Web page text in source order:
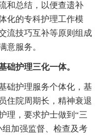
和总结，以便查遗补
化的专科护理工作模
流技巧互补等原则组成
意服务。
础护理三化一体。
护理服务个体化，基
住院周期长，精神衰退
理，要求护士做到“三
加强监督、检查及考